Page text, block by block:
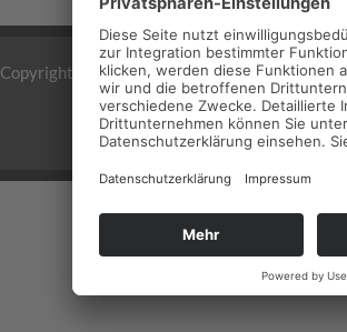
Copyright © 2026 Sanitär- und Heiztechnik |